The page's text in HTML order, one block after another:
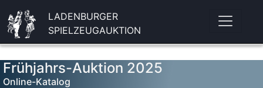
LADENBURGER
SPIELZEUGAUKTION
Frühjahrs-Auktion 2025
Online-Katalog